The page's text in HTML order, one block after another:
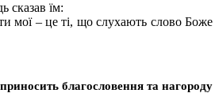
сказав їм:
мої – це ті, що слухають слово Боже
благословення та нагороду